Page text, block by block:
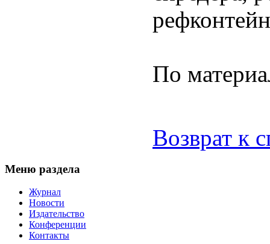
По
Возврат к
Меню раздела
Журнал
Новости
Издательство
Конференции
Контакты